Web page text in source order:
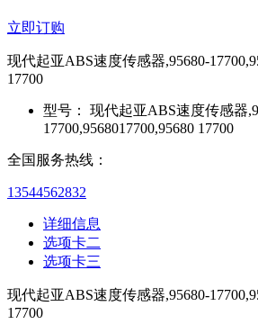
立即订购
现代起亚ABS速度传感器,95680-
17700
型号：
现代起亚ABS速度传感器
17700,9568017700,95680 17700
全国服务热线：
13544562832
详细信息
选项卡二
选项卡三
现代起亚ABS速度传感器,95680-
17700